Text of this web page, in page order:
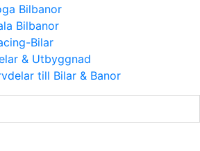
Bilbanor
Bilbanor
Bilar
& Utbyggnad
till Bilar & Banor